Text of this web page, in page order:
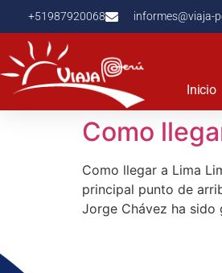
+51987920068 informes@viaja-
Inicio
Como
Como llegar a Lima
principal punto de
Jorge Chávez ha